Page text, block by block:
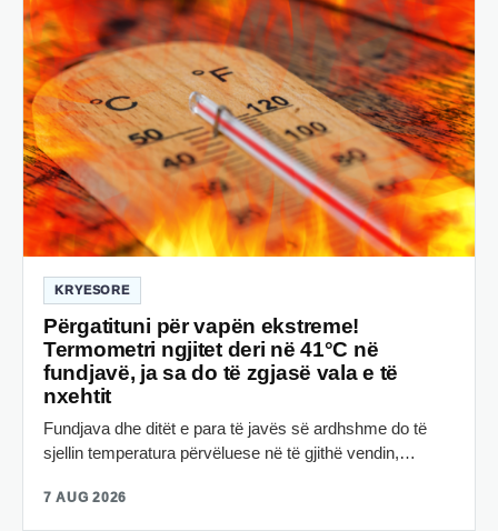
KRYESORE
Përgatituni për vapën ekstreme!
Termometri ngjitet deri në 41°C në
fundjavë, ja sa do të zgjasë vala e të
nxehtit
Fundjava dhe ditët e para të javës së ardhshme do të
sjellin temperatura përvëluese në të gjithë vendin,…
7 AUG 2026